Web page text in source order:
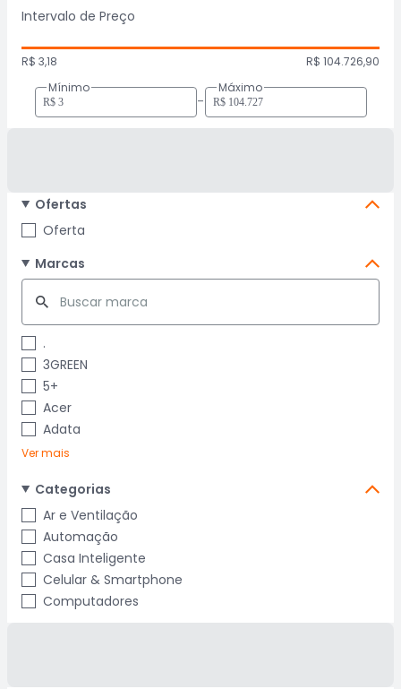
Intervalo de Preço
R$ 3,18
R$ 104.726,90
Mínimo
-
Máximo
Ofertas
Oferta
Marcas
.
3GREEN
5+
Acer
Adata
Ver mais
Categorias
Ar e Ventilação
Automação
Casa Inteligente
Celular & Smartphone
Computadores